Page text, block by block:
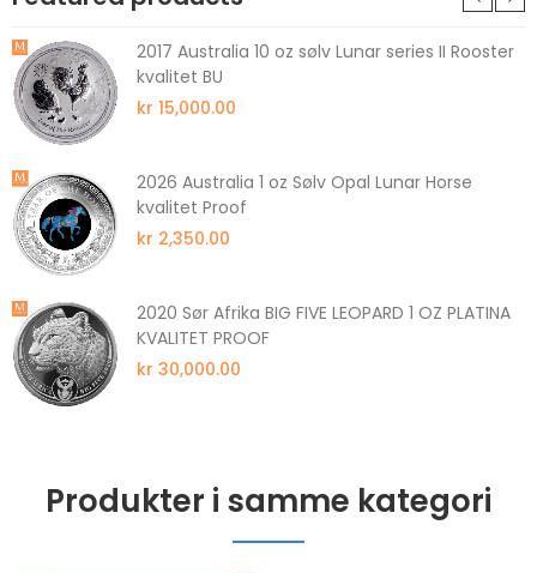
2017 Australia 10 oz sølv Lunar series II Rooster
kvalitet BU
kr 15,000.00
2026 Australia 1 oz Sølv Opal Lunar Horse
kvalitet Proof
kr 2,350.00
2020 Sør Afrika BIG FIVE LEOPARD 1 OZ PLATINA
KVALITET PROOF
kr 30,000.00
Produkter i samme kategori